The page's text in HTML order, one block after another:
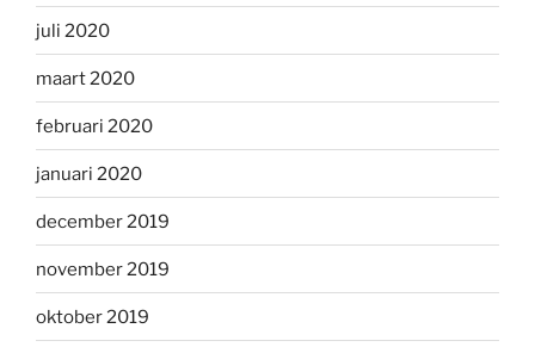
juli 2020
maart 2020
februari 2020
januari 2020
december 2019
november 2019
oktober 2019